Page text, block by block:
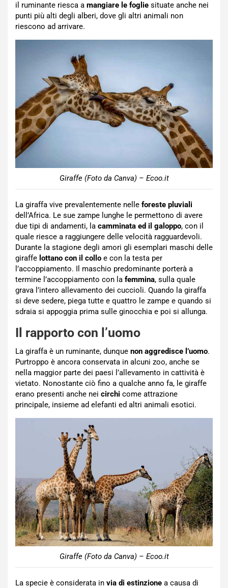
il ruminante riesca a mangiare le foglie situate anche nei
punti più alti degli alberi, dove gli altri animali non
riescono ad arrivare.
Giraffe (Foto da Canva) – Ecoo.it
La giraffa vive prevalentemente nelle foreste pluviali
dell’Africa. Le sue zampe lunghe le permettono di avere
due tipi di andamenti, la camminata ed il galoppo, con il
quale riesce a raggiungere delle velocità ragguardevoli.
Durante la stagione degli amori gli esemplari maschi delle
giraffe lottano con il collo e con la testa per
l’accoppiamento. Il maschio predominante porterà a
termine l’accoppiamento con la femmina, sulla quale
grava l’intero allevamento dei cuccioli. Quando la giraffa
si deve sedere, piega tutte e quattro le zampe e quando si
sdraia si appoggia prima sulle ginocchia e poi si allunga.
Il rapporto con l’uomo
La giraffa è un ruminante, dunque non aggredisce l’uomo.
Purtroppo è ancora conservata in alcuni zoo, anche se
nella maggior parte dei paesi l’allevamento in cattività è
vietato. Nonostante ciò fino a qualche anno fa, le giraffe
erano presenti anche nei circhi come attrazione
principale, insieme ad elefanti ed altri animali esotici.
Giraffe (Foto da Canva) – Ecoo.it
La specie è considerata in via di estinzione a causa di